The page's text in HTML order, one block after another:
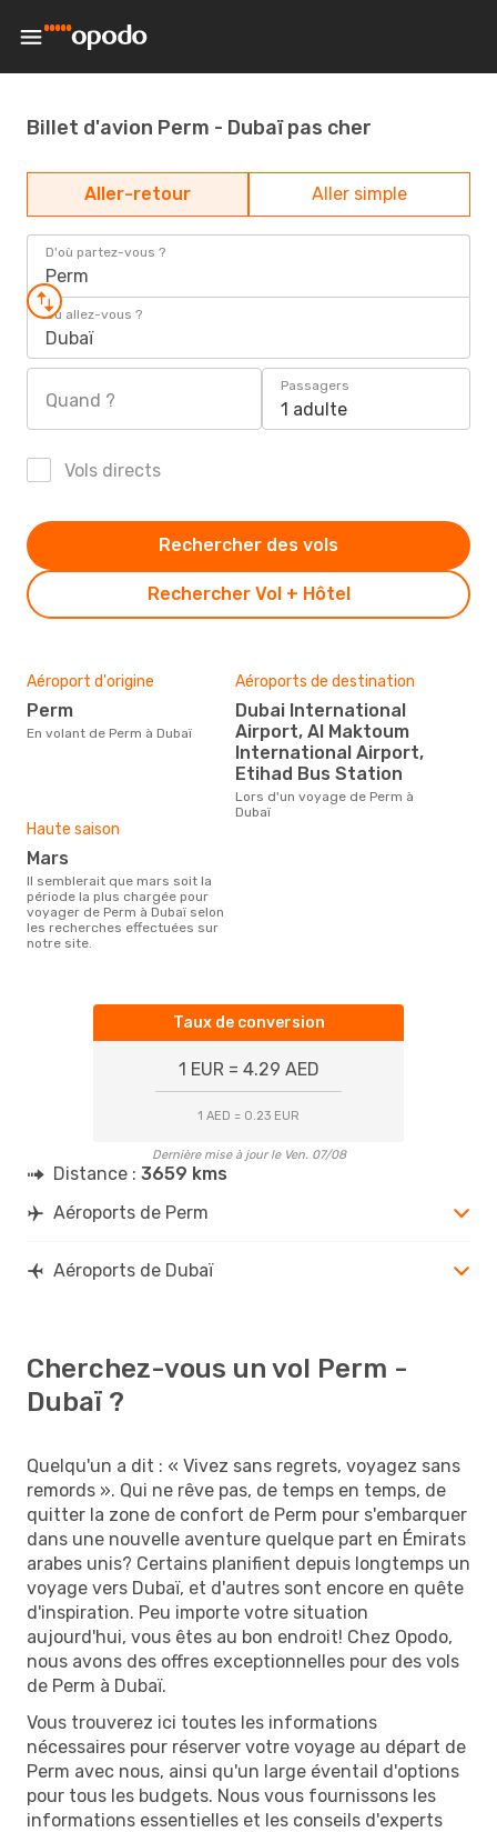
Billet d'avion Perm - Dubaï pas cher
Aller-retour Aller simple
D'où partez-vous ?
Perm
Où allez-vous ?
Dubaï
Quand ?
Passagers
1 adulte
Vols directs
Rechercher Vol + Hôtel
Rechercher des vols
Aéroport d'origine
Perm
En volant de Perm à Dubaï
Aéroports de destination
Dubai International
Airport, Al Maktoum
International Airport,
Etihad Bus Station
Lors d'un voyage de Perm à
Dubaï
Haute saison
mars
Il semblerait que mars soit la
période la plus chargée pour
voyager de Perm à Dubaï selon
les recherches effectuées sur
notre site.
Taux de conversion
1 EUR = 4.29 AED
1 AED = 0.23 EUR
Dernière mise à jour le Ven. 07/08
Distance : 3659 kms
Aéroports de Perm
Aéroports de Dubaï
Cherchez-vous un vol Perm -
Dubaï ?
Quelqu'un a dit : « Vivez sans regrets, voyagez sans
remords ». Qui ne rêve pas, de temps en temps, de
quitter la zone de confort de Perm pour s'embarquer
dans une nouvelle aventure quelque part en Émirats
arabes unis? Certains planifient depuis longtemps un
voyage vers Dubaï, et d'autres sont encore en quête
d'inspiration. Peu importe votre situation
aujourd'hui, vous êtes au bon endroit! Chez Opodo,
nous avons des offres exceptionnelles pour des vols
de Perm à Dubaï.
Vous trouverez ici toutes les informations
nécessaires pour réserver votre voyage au départ de
Perm avec nous, ainsi qu'un large éventail d'options
pour tous les budgets. Nous vous fournissons les
informations essentielles et les conseils d'experts